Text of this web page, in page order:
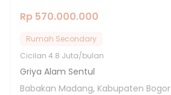
Rp 570.000.000
Rumah Secondary
Cicilan 4.8 Juta/bulan
Griya Alam Sentul
Babakan Madang, Kabupaten Bogor